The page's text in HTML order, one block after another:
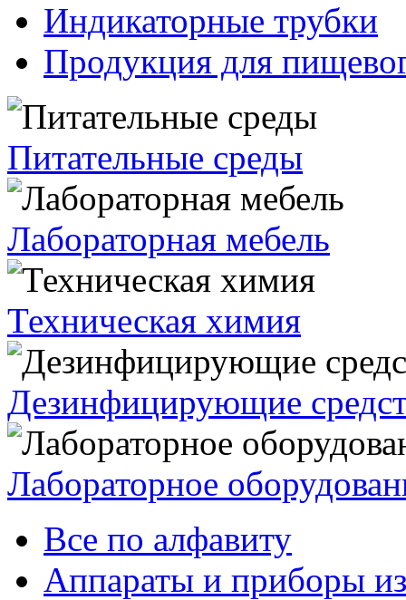
Индикаторные трубки
Продукция для
Питательные среды
Лабораторная мебель
Техническая химия
Дезинфицирующие
Лабораторное
Все по алфавиту
Аппараты и приборы из